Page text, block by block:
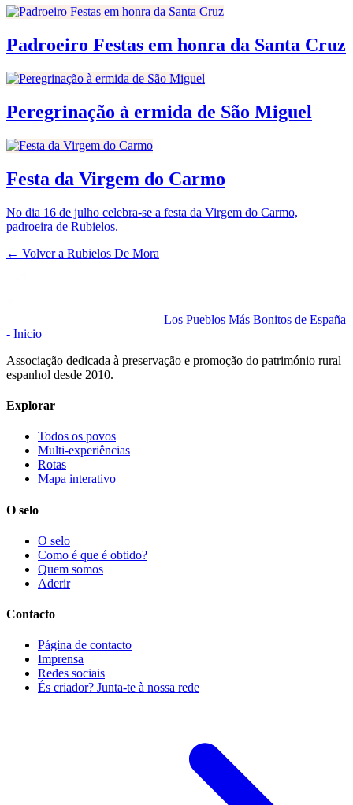
Padroeiro Festas em honra da Santa Cruz
Peregrinação à ermida de São Miguel
Festa da Virgem do Carmo
No dia 16 de julho celebra-se a festa da Virgem do Carmo,
padroeira de Rubielos.
← Volver a Rubielos De Mora
Los Pueblos Más Bonitos de España
- Inicio
Associação dedicada à preservação e promoção do património rural
espanhol desde 2010.
Explorar
Todos os povos
Multi-experiências
Rotas
Mapa interativo
O selo
O selo
Como é que é obtido?
Quem somos
Aderir
Contacto
Página de contacto
Imprensa
Redes sociais
És criador? Junta-te à nossa rede